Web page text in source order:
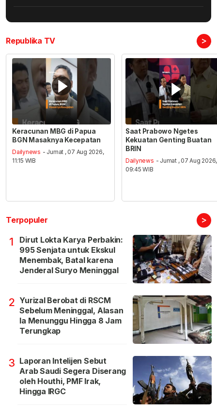
Republika TV >
Keracunan MBG di Papua
BGN Masaknya Kecepatan
Dailynews - Jumat , 07 Aug 2026,
11:15 WIB
Saat Prabowo Ngetes
Kekuatan Genting Buatan
BRIN
Dailynews - Jumat , 07 Aug 2026,
09:45 WIB
Terpopuler >
1
Dirut Lokta Karya Perbakin:
995 Senjata untuk Ekskul
Menembak, Batal karena
Jenderal Suryo Meninggal
2 Yurizal Berobat di RSCM
Sebelum Meninggal, Alasan
Ia Menunggu Hingga 8 Jam
Terungkap
3 Laporan Intelijen Sebut
Arab Saudi Segera Diserang
oleh Houthi, PMF Irak,
Hingga IRGC